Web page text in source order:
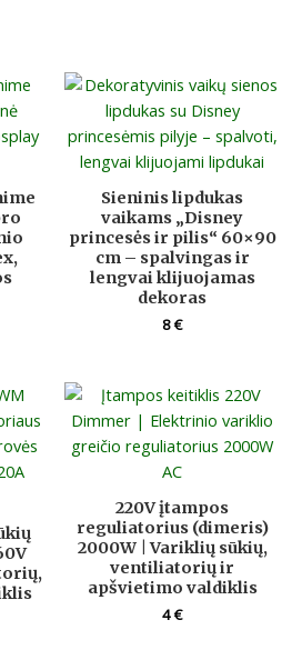
Sieninis lipdukas
vaikams „Disney
princesės ir pilis“ 60×90
cm – spalvingas ir
lengvai klijuojamas
dekoras
8€
220V įtampos
reguliatorius (dimeris)
2000W | Variklių sūkių,
ventiliatorių ir
apšvietimo valdiklis
4€